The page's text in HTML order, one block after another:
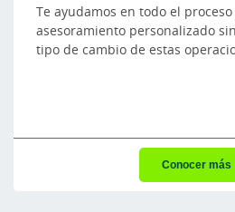
Te ayudamos en todo el
asesoramiento personalizado
tipo de cambio de estas
Conocer más